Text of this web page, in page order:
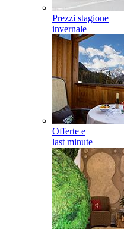
Prezzi stagione
invernale
Offerte e
last minute